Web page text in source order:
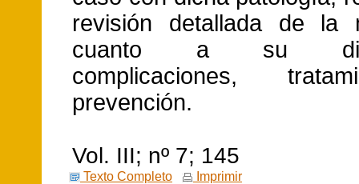
revisión detallada de la
cuanto a su
complicaciones,
prevención.
Vol. III; nº 7; 145
Texto Completo Imprimir